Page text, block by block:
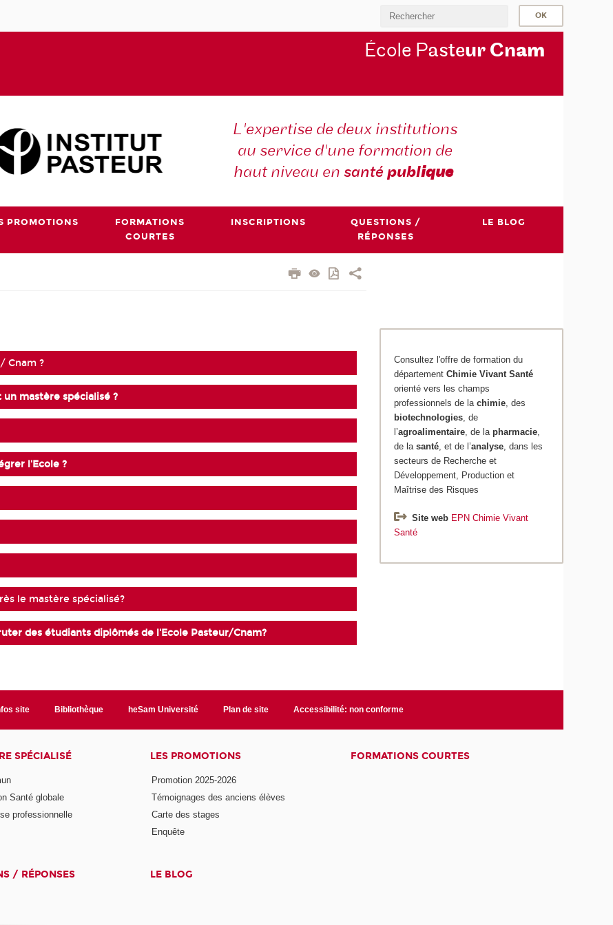
École Pasteur Cnam
L'expertise de deux institutions
au service d'une formation de
haut niveau en santé publique
PROMOTIONS
FORMATIONS
COURTES
INSCRIPTIONS
QUESTIONS /
RÉPONSES
LE BLOG
Cnam ?
mastère spécialisé ?
l'Ecole ?
le mastère spécialisé?
des étudiants diplômés de l'Ecole Pasteur/Cnam?
Consultez l'offre de formation du
département Chimie Vivant Santé
orienté vers les champs
professionnels de lachimie, des
biotechnologies, de
l’agroalimentaire, de lapharmacie,
de lasanté, et de l’analyse, dans les
secteurs de Recherche et
Développement, Production et
Maîtrise des Risques
Site web EPN Chimie Vivant
Santé
site Bibliothèque heSam Université Plan de site Accessibilité: non conforme
SPÉCIALISÉ
Santé globale
professionnelle
LES PROMOTIONS
Promotion 2025-2026
Témoignages des anciens élèves
Carte des stages
Enquête
FORMATIONS COURTES
/ RÉPONSES LE BLOG